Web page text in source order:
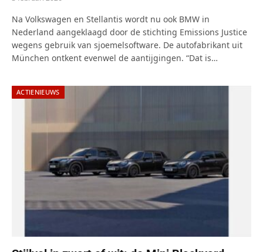
Na Volkswagen en Stellantis wordt nu ook BMW in
Nederland aangeklaagd door de stichting Emissions Justice
wegens gebruik van sjoemelsoftware. De autofabrikant uit
München ontkent evenwel de aantijgingen. “Dat is…
ACTIENIEUWS